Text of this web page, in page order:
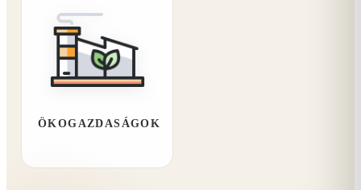
ÖKOGAZDASÁGOK